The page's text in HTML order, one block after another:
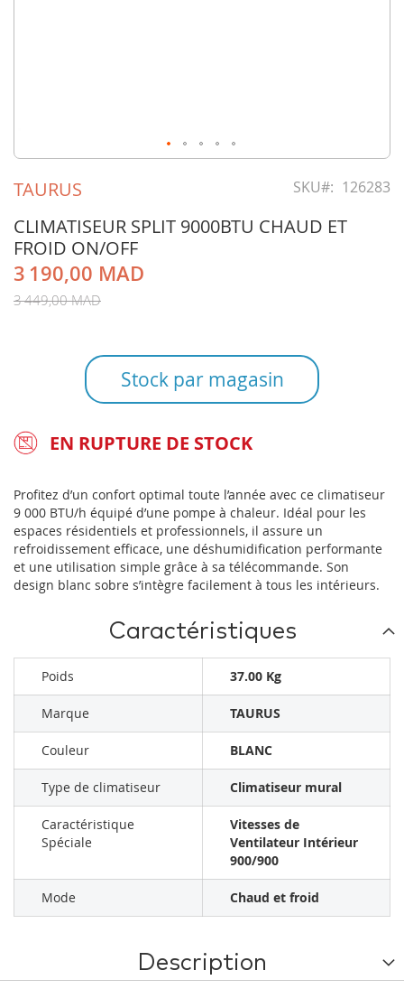
TAURUS SKU 126283
CLIMATISEUR SPLIT 9000BTU CHAUD ET
FROID ON/OFF
3 190,00 MAD
3 449,00 MAD
Stock par magasin
EN RUPTURE DE STOCK
Profitez d’un confort optimal toute l’année avec ce climatiseur
9 000 BTU/h équipé d’une pompe à chaleur. Idéal pour les
espaces résidentiels et professionnels, il assure un
refroidissement efficace, une déshumidification performante
et une utilisation simple grâce à sa télécommande. Son
design blanc sobre s’intègre facilement à tous les intérieurs.
to
beginning
of
the
images
gallery
Caractéristiques
Poids 37.00 Kg
Marque TAURUS
Couleur BLANC
Type de climatiseur Climatiseur mural
Caractéristique
Spéciale
Vitesses de
Ventilateur Intérieur
900/900
Mode Chaud et froid
Description